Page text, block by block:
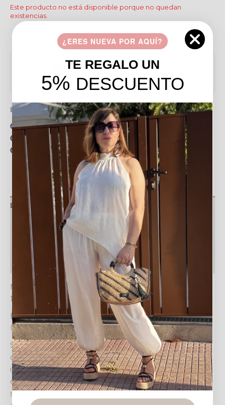
Este producto no está disponible porque no quedan
existencias.
Añadir a favoritos
Envío gratis en pedidos de más de 49 €
15 días para realizar devoluciones
Resolvemos tus dudas por llamada o WhatsApp
Recogida en tienda gratis
Descripción
Información adicional
Valoraciones (0)
Política de devoluciones
MEDIDA SISA A SISA 42CM, CINTURA 29/49, LARGO
127CM.
EL VESTIDO FLORENCIA: ESTILO Y COMODIDAD EN
UN DISEÑO FLORAL ÚNICO
Sumérgete en la esencia de la primavera y el verano
con el encantador VESTIDO FLORENCIA, una pieza
imprescindible que combina a la perfección estilo,
confort y un diseño vibrante. Este vestido de corte midi
se adapta a diversas siluetas gracias a su talla única,
¿ERES NUEVA POR AQUÍ?
TE REGALO UN
5% DESCUENTO